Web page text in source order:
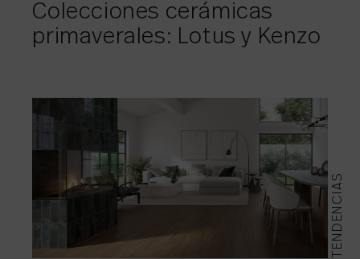
Colecciones cerámicas
primaverales: Lotus y Kenzo
TENDENCIAS